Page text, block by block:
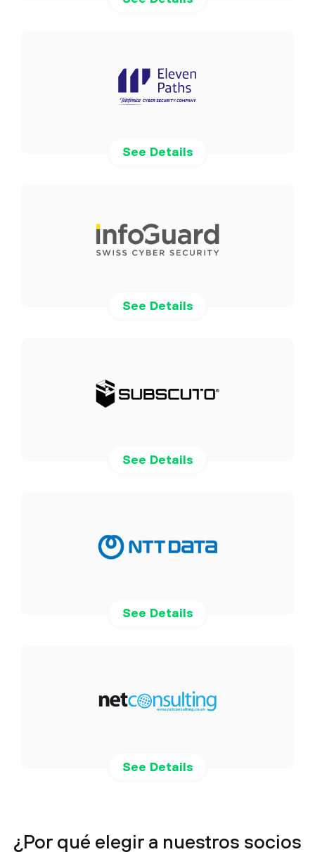
See Details
See Details
See Details
See Details
See Details
¿Por qué elegir a nuestros socios